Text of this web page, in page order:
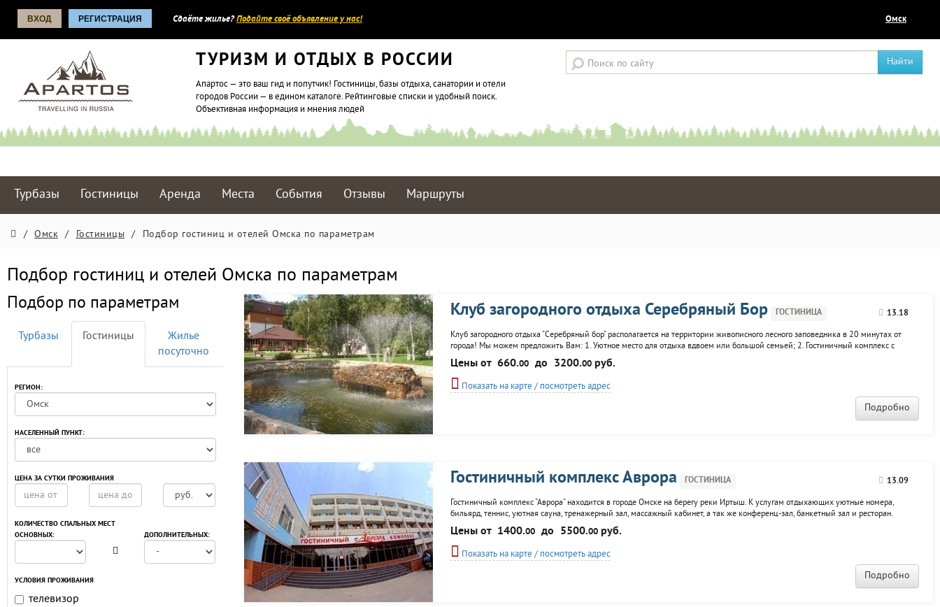
ВХОД РЕГИСТРАЦИЯ Сдаёте жилье?Подайте своё объявление у нас! Омск
ТУРИЗМ И ОТДЫХ В РОССИИ
Апартос — это ваш гид и попутчик! Гостиницы, базы отдыха, санатории и отели
городов России — в едином каталоге. Рейтинговые списки и удобный поиск.
Объективная информация и мнения людей
Найти
Турбазы Гостиницы Аренда Места События Отзывы Маршруты
/ Омск / Гостиницы / Подбор гостиниц и отелей Омска по параметрам
Подбор гостиниц и отелей Омска по параметрам
Подбор по параметрам
Турбазы Гостиницы
Жилье
посуточно
РЕГИОН:
НАСЕЛЕННЫЙ ПУНКТ:
ЦЕНА ЗА СУТКИ ПРОЖИВАНИЯ
КОЛИЧЕСТВО СПАЛЬНЫХ МЕСТ
ОСНОВНЫХ:
ДОПОЛНИТЕЛЬНЫХ:
УСЛОВИЯ ПРОЖИВАНИЯ
телевизор
13.18
Клуб загородного отдыха Серебряный Бор ГОСТИНИЦА
Клуб загородного отдыха "Серебряный бор" располагается на территории живописного лесного заповедника в 20 минутах от
города! Мы можем предложить Вам: 1. Уютное место для отдыха вдвоем или большой семьей; 2. Гостиничный комплекс с
богатым выбором номеров - от классических до оформленых в стилях различных стран; 3. Природа, беседки, ресторан -
выбирайте новые места для отдыха! 4. Новое и...
Цены от 660.00 до 3200.00руб.
Показать на карте / посмотреть адрес
Подробно
13.09
Гостиничный комплекс Аврора ГОСТИНИЦА
Гостиничный комплекс "Аврора" находится в городе Омске на берегу реки Иртыш. К услугам отдыхающих уютные номера,
бильярд, теннис, уютная сауна, тренажерный зал, массажный кабинет, а так же конференц-зал, банкетный зал и ресторан.
Возможна организация экскурсий.
Цены от 1400.00 до 5500.00руб.
Показать на карте / посмотреть адрес
Подробно